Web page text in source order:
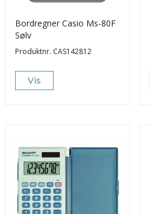
Bordregner Casio Ms-80F
Sølv
Produktnr. CAS142812
Vis